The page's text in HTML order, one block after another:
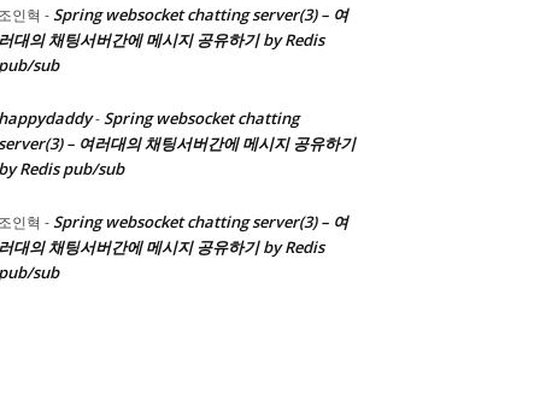
인혁 -Spring websocket chatting server(3) – 여
대의 채팅서버간에 메시지 공유하기 by Redis
sub
-Spring websocket chatting
– 여러대의 채팅서버간에 메시지 공유하기
Redis pub/sub
인혁 -Spring websocket chatting server(3) – 여
대의 채팅서버간에 메시지 공유하기 by Redis
sub